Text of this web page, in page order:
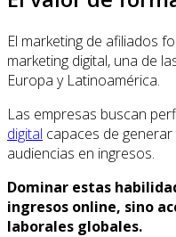
El marketing de afiliados
marketing digital, una de
Europa y Latinoamérica.
Las empresas buscan
digital capaces de
audiencias en ingresos.
Dominar estas
ingresos online, sino
laborales globales.